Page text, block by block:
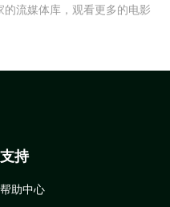
流媒体库，观看更多的电影
支持
帮助中心